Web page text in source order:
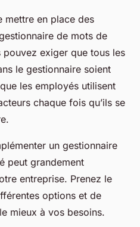
mettre en place des
de mots de
pouvez exiger que tous les
le gestionnaire soient
les employés utilisent
chaque fois qu’ils se
un gestionnaire
peut grandement
entreprise. Prenez le
options et de
mieux à vos besoins.